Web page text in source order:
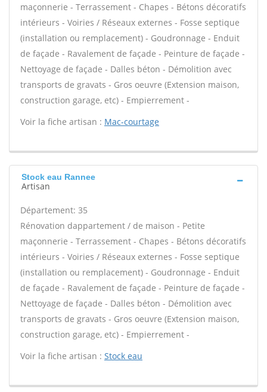
maçonnerie - Terrassement - Chapes - Bétons décoratifs
intérieurs - Voiries / Réseaux externes - Fosse septique
(installation ou remplacement) - Goudronnage - Enduit
de façade - Ravalement de façade - Peinture de façade -
Nettoyage de façade - Dalles béton - Démolition avec
transports de gravats - Gros oeuvre (Extension maison,
construction garage, etc) - Empierrement -
Voir la fiche artisan : Mac-courtage
Stock eau Rannee
Artisan
Département: 35
Rénovation dappartement / de maison - Petite
maçonnerie - Terrassement - Chapes - Bétons décoratifs
intérieurs - Voiries / Réseaux externes - Fosse septique
(installation ou remplacement) - Goudronnage - Enduit
de façade - Ravalement de façade - Peinture de façade -
Nettoyage de façade - Dalles béton - Démolition avec
transports de gravats - Gros oeuvre (Extension maison,
construction garage, etc) - Empierrement -
Voir la fiche artisan : Stock eau